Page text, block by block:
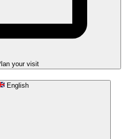
your visit
English